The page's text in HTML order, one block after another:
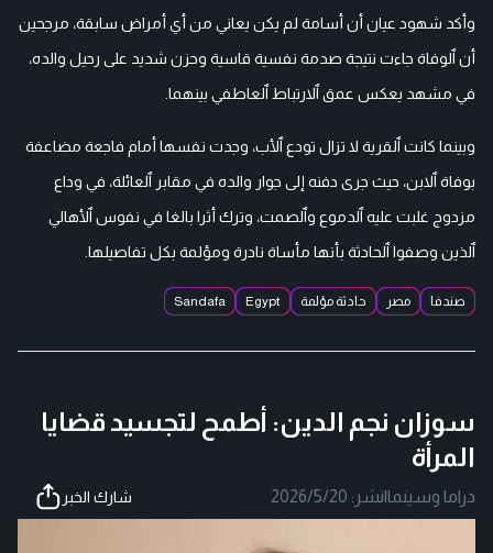
وأكد شهود عيان أن أسامة لم يكن يعاني من أي أمراض سابقة، مرجحين
أن ٱلوفاة جاءت نتيجة صدمة نفسية قاسية وحزن شديد على رحيل والده،
في مشهد يعكس عمق ٱلارتباط ٱلعاطفي بينهما.
وبينما كانت ٱلقرية لا تزال تودع ٱلأب، وجدت نفسها أمام فاجعة مضاعفة
بوفاة ٱلابن، حيث جرى دفنه إلى جوار والده في مقابر ٱلعائلة، في وداع
مزدوج غلبت عليه ٱلدموع وٱلصمت، وترك أثرا بالغا في نفوس ٱلأهالي
ٱلذين وصفوا ٱلحادثة بأنها مأساة نادرة ومؤلمة بكل تفاصيلها.
صندفا مصر حادثة مؤلمة Egypt
Sandafa
سوزان نجم الدين: أطمح لتجسيد قضايا
المرأة
دراما وسينما|نشر: 2026/5/20 شارك الخبر